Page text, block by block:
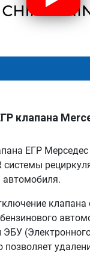
клапана
ЕГР Мерседес
системы
автомобиля.
клапана
позволяет